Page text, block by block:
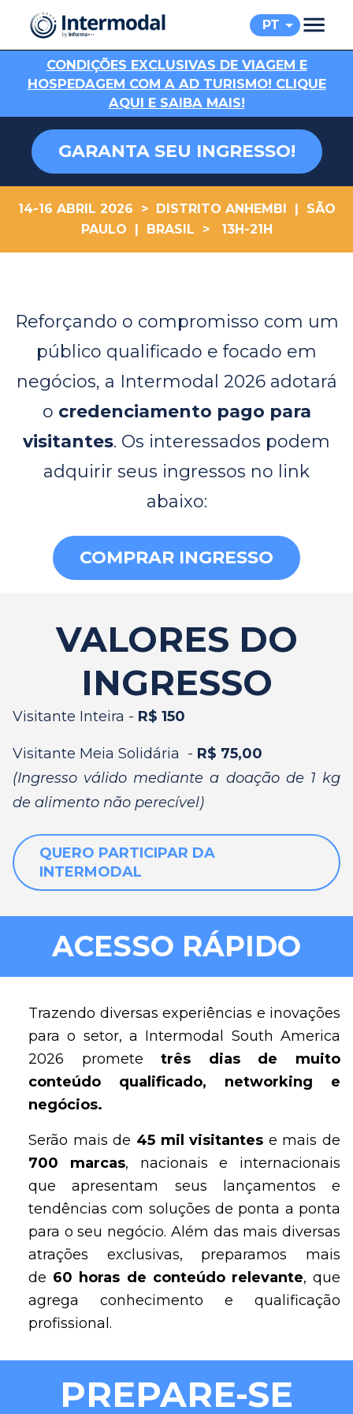
PT
CONDIÇÕES EXCLUSIVAS DE VIAGEM E
HOSPEDAGEM COM A AD TURISMO! CLIQUE
AQUI E SAIBA MAIS!
GARANTA SEU INGRESSO!
14-16 ABRIL 2026 > DISTRITO ANHEMBI | SÃO
PAULO | BRASIL > 13H-21H
Reforçando o compromisso com um
público qualificado e focado em
negócios, a Intermodal 2026 adotará
o credenciamento pago para
visitantes. Os interessados podem
adquirir seus ingressos no link
abaixo:
COMPRAR INGRESSO
VALORES DO
INGRESSO
Visitante Inteira - R$ 150
Visitante Meia Solidária - R$ 75,00
(Ingresso válido mediante a doação de 1 kg
de alimento não perecível)
QUERO PARTICIPAR DA
INTERMODAL
ACESSO RÁPIDO
Trazendo diversas experiências e inovações
para o setor, a Intermodal South America
2026 prometetrês dias de muito
conteúdo qualificado, networking e
negócios.
Serão mais de 45 mil visitantes e mais de
700 marcas, nacionais e internacionais
que apresentam seus lançamentos e
tendências com soluções de ponta a ponta
para o seu negócio. Além das mais diversas
atrações exclusivas, preparamos mais
de 60 horas de conteúdo relevante, que
agrega conhecimento e qualificação
profissional.
PREPARE-SE